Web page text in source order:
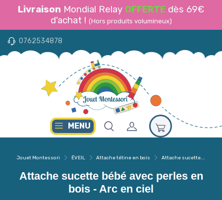
Livraison Mondial Relay OFFERTE dès 69€
d'achat ! (Hors produits volumineux)
0762534878
MENU
Jouet Montessori ÉVEIL Attache tétine en bois Attache sucette...
Attache sucette bébé avec perles en
bois - Arc en ciel